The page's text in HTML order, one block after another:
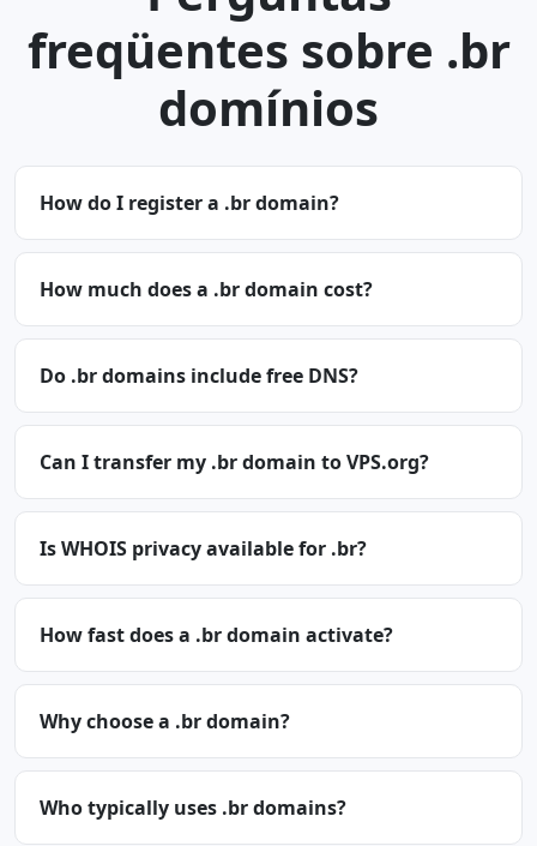
freqüentes sobre .br
domínios
How do I register a .br domain?
How much does a .br domain cost?
Do .br domains include free DNS?
Can I transfer my .br domain to VPS.org?
Is WHOIS privacy available for .br?
How fast does a .br domain activate?
Why choose a .br domain?
Who typically uses .br domains?